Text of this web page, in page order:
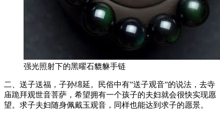
强光照射下的黑曜石貔貅手链
二、送子送福，子孙绵延。民俗中有”送子观音”的说法，去寺
庙跪拜观世音菩萨，希望拥有一个孩子的夫妇就会很快实现愿
望。求子夫妇随身佩戴玉观音，同样也能达到求子的愿景。